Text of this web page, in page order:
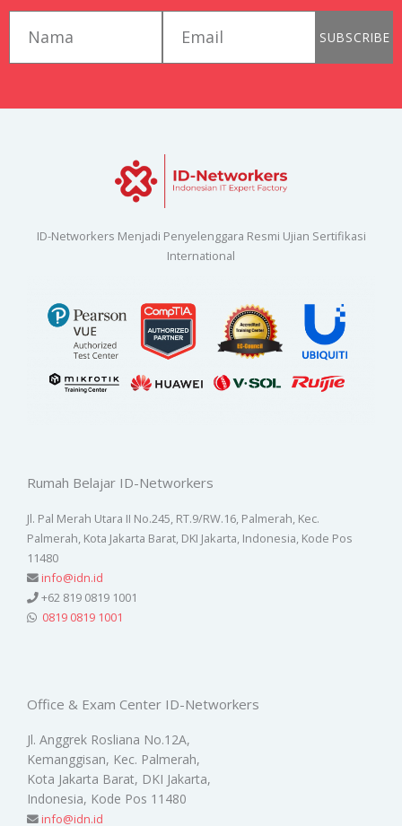
SUBSCRIBE
ID-Networkers Menjadi Penyelenggara Resmi Ujian Sertifikasi
International
Rumah Belajar ID-Networkers
Jl. Pal Merah Utara II No.245, RT.9/RW.16, Palmerah, Kec.
Palmerah, Kota Jakarta Barat, DKI Jakarta, Indonesia, Kode Pos
11480
info@idn.id
+62 819 0819 1001
0819 0819 1001
Office & Exam Center ID-Networkers
Jl. Anggrek Rosliana No.12A,
Kemanggisan, Kec. Palmerah,
Kota Jakarta Barat, DKI Jakarta,
Indonesia, Kode Pos 11480
info@idn.id